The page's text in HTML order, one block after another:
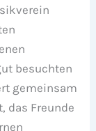
besuchten
gemeinsam
das Freunde